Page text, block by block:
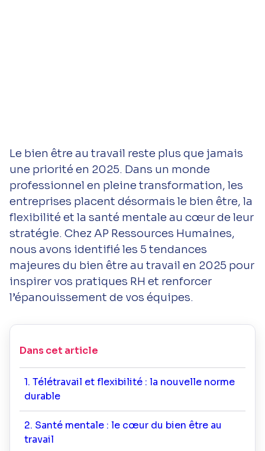
Le bien être au travail reste plus que jamais
une priorité en 2025. Dans un monde
professionnel en pleine transformation, les
entreprises placent désormais le bien être, la
flexibilité et la santé mentale au cœur de leur
stratégie. Chez AP Ressources Humaines,
nous avons identifié les 5 tendances
majeures du bien être au travail en 2025 pour
inspirer vos pratiques RH et renforcer
l’épanouissement de vos équipes.
Dans cet article
1. Télétravail et flexibilité : la nouvelle norme
durable
2. Santé mentale : le cœur du bien être au
travail